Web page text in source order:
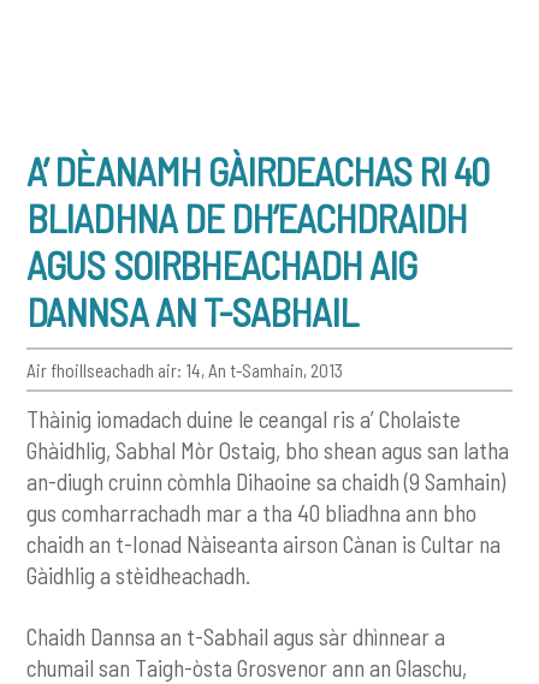
A’ DÈANAMH GÀIRDEACHAS RI 40
BLIADHNA DE DH’EACHDRAIDH
AGUS SOIRBHEACHADH AIG
DANNSA AN T-SABHAIL
Air fhoillseachadh air: 14, An t-Samhain, 2013
Thàinig iomadach duine le ceangal ris a’ Cholaiste
Ghàidhlig, Sabhal Mòr Ostaig, bho shean agus san latha
an-diugh cruinn còmhla Dihaoine sa chaidh (9 Samhain)
gus comharrachadh mar a tha 40 bliadhna ann bho
chaidh an t-Ionad Nàiseanta airson Cànan is Cultar na
Gàidhlig a stèidheachadh.
Chaidh Dannsa an t-Sabhail agus sàr dhìnnear a
chumail san Taigh-òsta Grosvenor ann an Glaschu,